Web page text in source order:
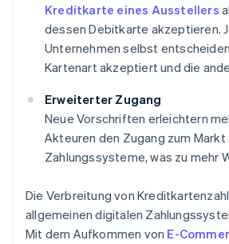
Kreditkarte eines Ausstellers
dessen Debitkarte akzeptieren.
Unternehmen selbst
Kartenart akzeptiert und die
Erweiterter Zugang
Neue Vorschriften erleichtern
Akteuren den Zugang zum Markt
Zahlungssysteme, was zu mehr
Die Verbreitung von
allgemeinen digitalen
Mit dem Aufkommen von E-